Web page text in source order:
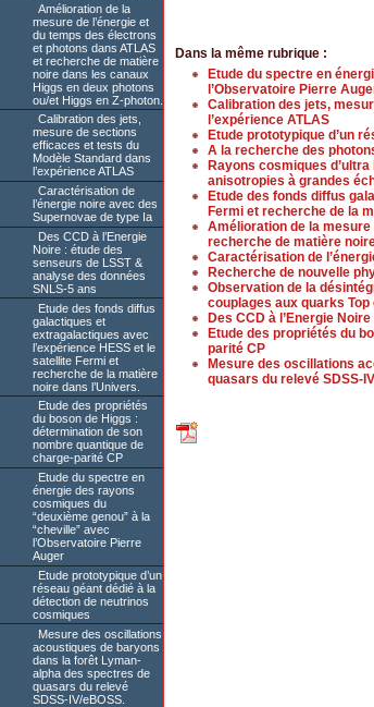
Amélioration de la
mesure de l’énergie et
du temps des électrons
et photons dans ATLAS
et recherche de matière
noire dans les canaux
Higgs en deux photons
ou/et Higgs en Z-photon.
Calibration des jets,
mesure de sections
efficaces et tests du
Modèle Standard dans
l’expérience ATLAS
Caractérisation de
l’énergie noire avec des
Supernovae de type Ia
Des CCD à l’Energie
Noire : étude des
senseurs de LSST &
analyse des données
SNLS-5 ans
Etude des fonds diffus
galactiques et
extragalactiques avec
l’expérience HESS et le
satellite Fermi et
recherche de la matière
noire dans l’Univers.
Etude des propriétés
du boson de Higgs :
détermination de son
nombre quantique de
charge-parité CP
Etude du spectre en
énergie des rayons
cosmiques du
“deuxième genou” à la
“cheville” avec
l’Observatoire Pierre
Auger
Etude prototypique d’un
réseau géant dédié à la
détection de neutrinos
cosmiques
Mesure des oscillations
acoustiques de baryons
dans la forêt Lyman-
alpha des spectres de
quasars du relevé
SDSS-IV/eBOSS.
Dans la même rubrique :
Etude du spectre en
l’Observatoire Pierre
Calibration des jets,
l’expérience ATLAS
Etude prototypique d’un
A la recherche des
Rayons cosmiques
anisotropies à grandes
Etude des fonds diffus
Fermi et recherche de la
Amélioration de la mesure
recherche de matière
Caractérisation de
Recherche de nouvelle
Observation de la
couplages aux quarks Top
Des CCD à l’Energie
Etude des propriétés du
parité CP
Mesure des oscillations
quasars du relevé SDSS-